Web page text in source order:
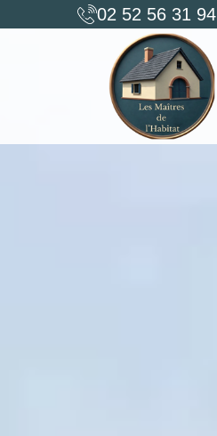
02 52 56 31 94